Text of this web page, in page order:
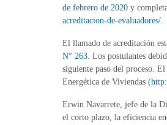
de febrero de 2020 y
acreditacion-de-evaluadores/.
El llamado de acreditación
N° 263. Los postulantes
siguiente paso del proceso.
Energética de Viviendas (
Erwin Navarrete, jefe de la
el corto plazo, la eficiencia